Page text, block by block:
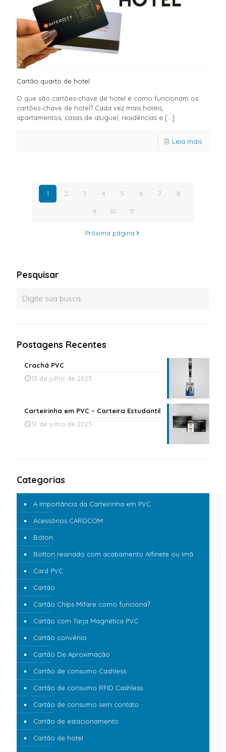
Cartão quarto de hotel
O que são cartões-chave de hotel e como funcionam os
cartões-chave de hotel? Cada vez mais hotéis,
apartamentos, casas de aluguel, residências e […]
Leia mais
1 2 3 4 5 6 7 8
9 10 11
Próxima página
Pesquisar
Postagens Recentes
Crachá PVC
13 de julho de 2023
Carteirinha em PVC – Carteira Estudantil
12 de julho de 2023
Categorias
A Importância da Carteirinha em PVC
Acessórios CARDCOM
Bóton
Botton resinado com acabamento Alfinete ou Imã
Card PVC
Cartão
Cartão Chips Mifare como funciona?
Cartão com Tarja Magnética PVC
Cartão convênio
Cartão De Aproximação
Cartão de consumo Cashless
Cartão de consumo RFID Cashless
Cartão de consumo sem contato
Cartão de estacionamento
Cartão de hotel